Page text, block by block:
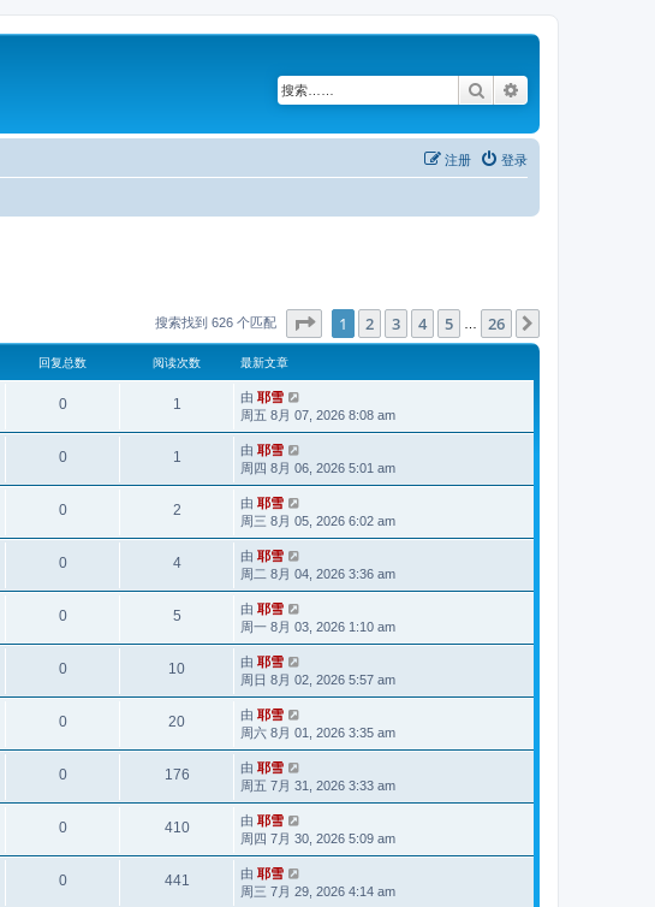
搜索
登录
注册
搜索找到 626 个匹配 分页： 1 26
1 2 3 4 5 26
回复总数 阅读次数 最新文章
0 1 由 耶雪
周五 8月 07, 2026 8:08 am
0 1 由 耶雪
周四 8月 06, 2026 5:01 am
0 2 由 耶雪
周三 8月 05, 2026 6:02 am
0 4 由 耶雪
周二 8月 04, 2026 3:36 am
0 5 由 耶雪
周一 8月 03, 2026 1:10 am
0 10 由 耶雪
周日 8月 02, 2026 5:57 am
0 20 由 耶雪
周六 8月 01, 2026 3:35 am
0 176 由 耶雪
周五 7月 31, 2026 3:33 am
0 410 由 耶雪
周四 7月 30, 2026 5:09 am
0 441 由 耶雪
周三 7月 29, 2026 4:14 am